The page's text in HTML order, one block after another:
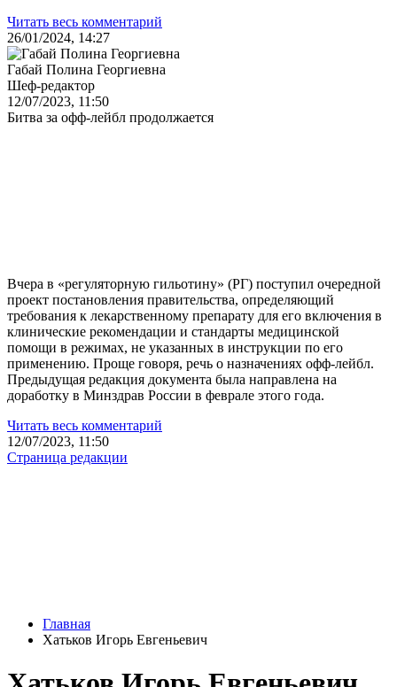
Читать весь комментарий
26/01/2024, 14:27
Габай Полина Георгиевна
Шеф-редактор
12/07/2023, 11:50
Битва за офф-лейбл продолжается
Вчера в «регуляторную гильотину» (РГ) поступил очередной
проект постановления правительства, определяющий
требования к лекарственному препарату для его включения в
клинические рекомендации и стандарты медицинской
помощи в режимах, не указанных в инструкции по его
применению. Проще говоря, речь о назначениях офф-лейбл.
Предыдущая редакция документа была направлена на
доработку в Минздрав России в феврале этого года.
Читать весь комментарий
12/07/2023, 11:50
Страница редакции
Главная
Хатьков Игорь Евгеньевич